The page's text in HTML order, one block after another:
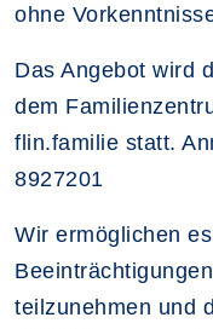
ohne
Das Angebot wird
dem
flin.familie statt.
8927201
Wir ermöglichen
teilzunehmen und